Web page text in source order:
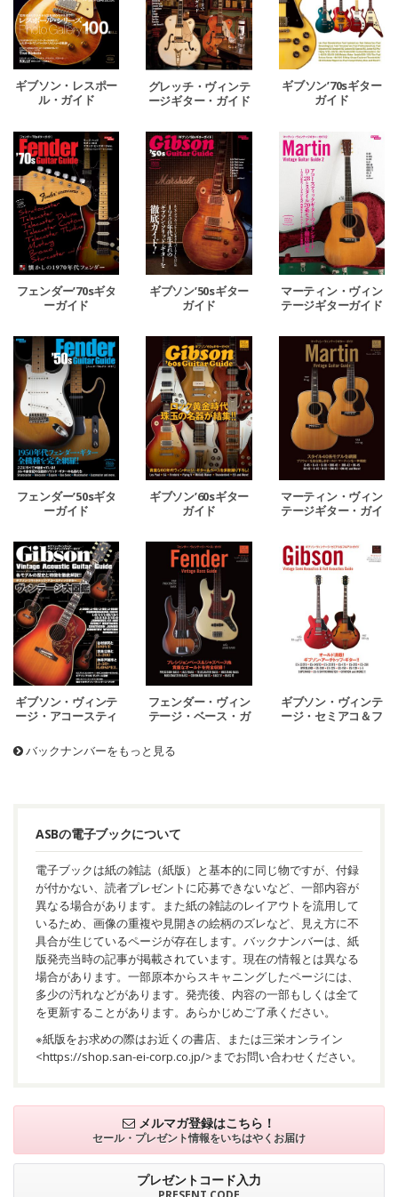
ギブソン・レスポー
ル・ガイド
グレッチ・ヴィンテ
ージギター・ガイド
ギブソン’70sギター
ガイド
フェンダー’70sギタ
ーガイド
ギブソン’50sギター
ガイド
マーティン・ヴィン
テージギターガイド
フェンダー’50sギタ
ーガイド
ギブソン’60sギター
ガイド
マーティン・ヴィン
テージギター・ガイ
ギブソン・ヴィンテ
ージ・アコースティ
フェンダー・ヴィン
テージ・ベース・ガ
ギブソン・ヴィンテ
ージ・セミアコ＆フ
バックナンバーをもっと見る
ASBの電子ブックについて
電子ブックは紙の雑誌（紙版）と基本的に同じ物ですが、付録
が付かない、読者プレゼントに応募できないなど、一部内容が
異なる場合があります。また紙の雑誌のレイアウトを流用して
いるため、画像の重複や見開きの絵柄のズレなど、見え方に不
具合が生じているページが存在します。バックナンバーは、紙
版発売当時の記事が掲載されています。現在の情報とは異なる
場合があります。一部原本からスキャニングしたページには、
多少の汚れなどがあります。発売後、内容の一部もしくは全て
を更新することがあります。あらかじめご了承ください。
※紙版をお求めの際はお近くの書店、または三栄オンライン
<https://shop.san-ei-corp.co.jp/>までお問い合わせください。
メルマガ登録はこちら！
セール・プレゼント情報をいちはやくお届け
プレゼントコード入力